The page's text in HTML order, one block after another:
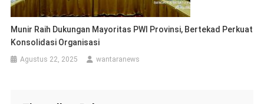
Munir Raih Dukungan Mayoritas PWI Provinsi, Bertekad Perkuat
Konsolidasi Organisasi
Agustus 22, 2025 wantaranews